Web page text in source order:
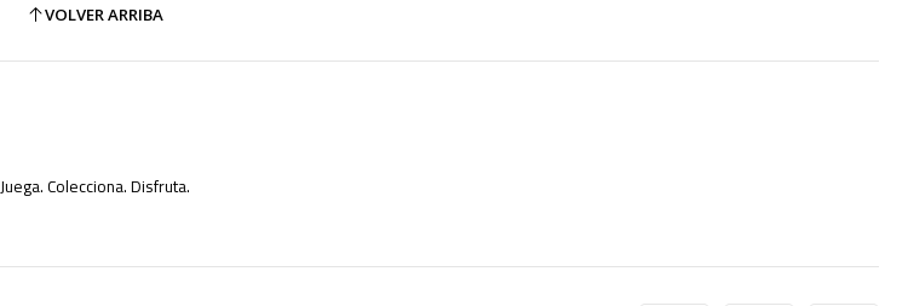
VOLVER ARRIBA
Juega. Colecciona. Disfruta.